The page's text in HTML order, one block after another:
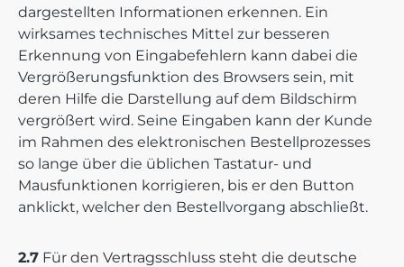
dargestellten Informationen erkennen. Ein
wirksames technisches Mittel zur besseren
Erkennung von Eingabefehlern kann dabei die
Vergrößerungsfunktion des Browsers sein, mit
deren Hilfe die Darstellung auf dem Bildschirm
vergrößert wird. Seine Eingaben kann der Kunde
im Rahmen des elektronischen Bestellprozesses
so lange über die üblichen Tastatur- und
Mausfunktionen korrigieren, bis er den Button
anklickt, welcher den Bestellvorgang abschließt.
2.7 Für den Vertragsschluss steht die deutsche